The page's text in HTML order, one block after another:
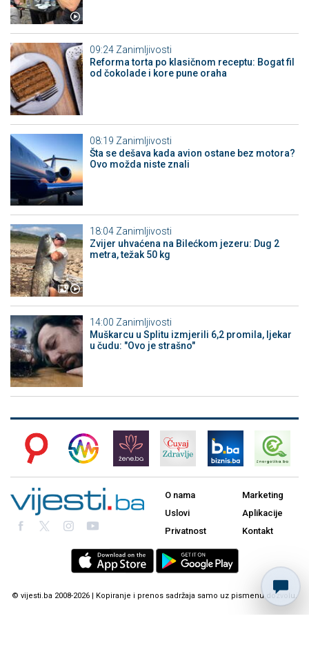
09:24 Zanimljivosti
Reforma torta po klasičnom receptu: Bogat fil
od čokolade i kore pune oraha
08:19 Zanimljivosti
Šta se dešava kada avion ostane bez motora?
Ovo možda niste znali
18:04 Zanimljivosti
Zvijer uhvaćena na Bilećkom jezeru: Dug 2
metra, težak 50 kg
14:00 Zanimljivosti
Muškarcu u Splitu izmjerili 6,2 promila, ljekar
u čudu: "Ovo je strašno"
O nama
Uslovi
Privatnost
Marketing
Aplikacije
Kontakt
© vijesti.ba 2008-2026 | Kopiranje i prenos sadržaja samo uz pismenu dozvolu.